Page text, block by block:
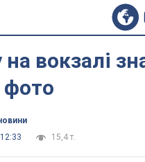
вокзалі
фото
15,4 т.